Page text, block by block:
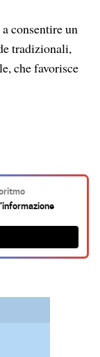
consentire un
tradizionali,
che favorisce